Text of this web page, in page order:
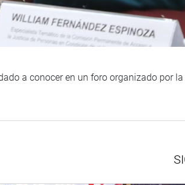
a conocer en un foro organizado por